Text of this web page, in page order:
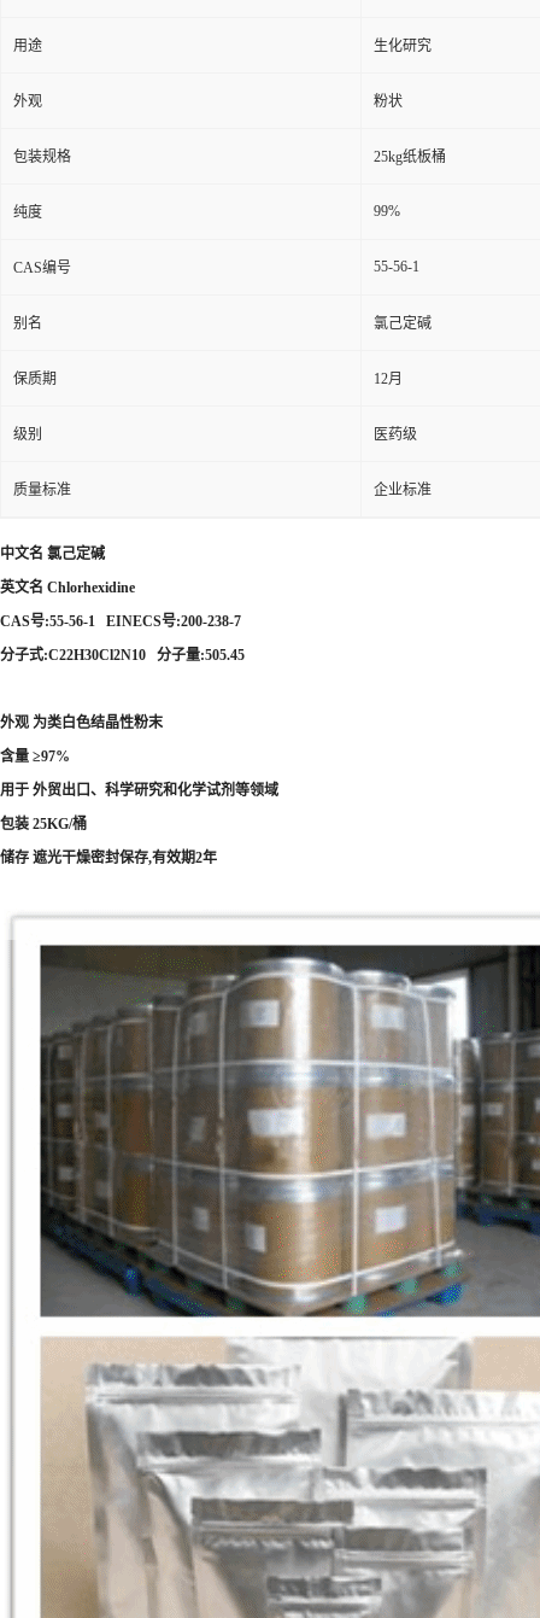
用途 生化研究
外观 粉状
包装规格 25kg纸板桶
纯度 99%
CAS编号 55-56-1
别名 氯己定碱
保质期 12月
级别 医药级
质量标准 企业标准
中文名 氯己定碱
英文名 Chlorhexidine
CAS号:55-56-1 EINECS号:200-238-7
分子式:C22H30Cl2N10 分子量:505.45
外观 为类白色结晶性粉末
含量 ≥97%
用于 外贸出口、科学研究和化学试剂等领域
包装 25KG/桶
储存 遮光干燥密封保存,有效期2年